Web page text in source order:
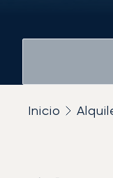
Inicio